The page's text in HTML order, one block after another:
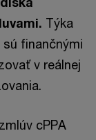
Týka
finančnými
v reálnej
cPPA